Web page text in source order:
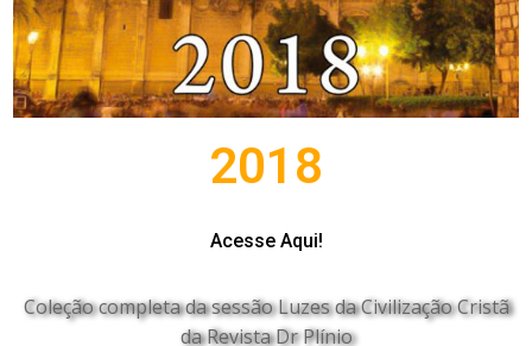
2018
Acesse Aqui!
Coleção completa da sessão Luzes da Civilização Cristã
da Revista Dr Plínio